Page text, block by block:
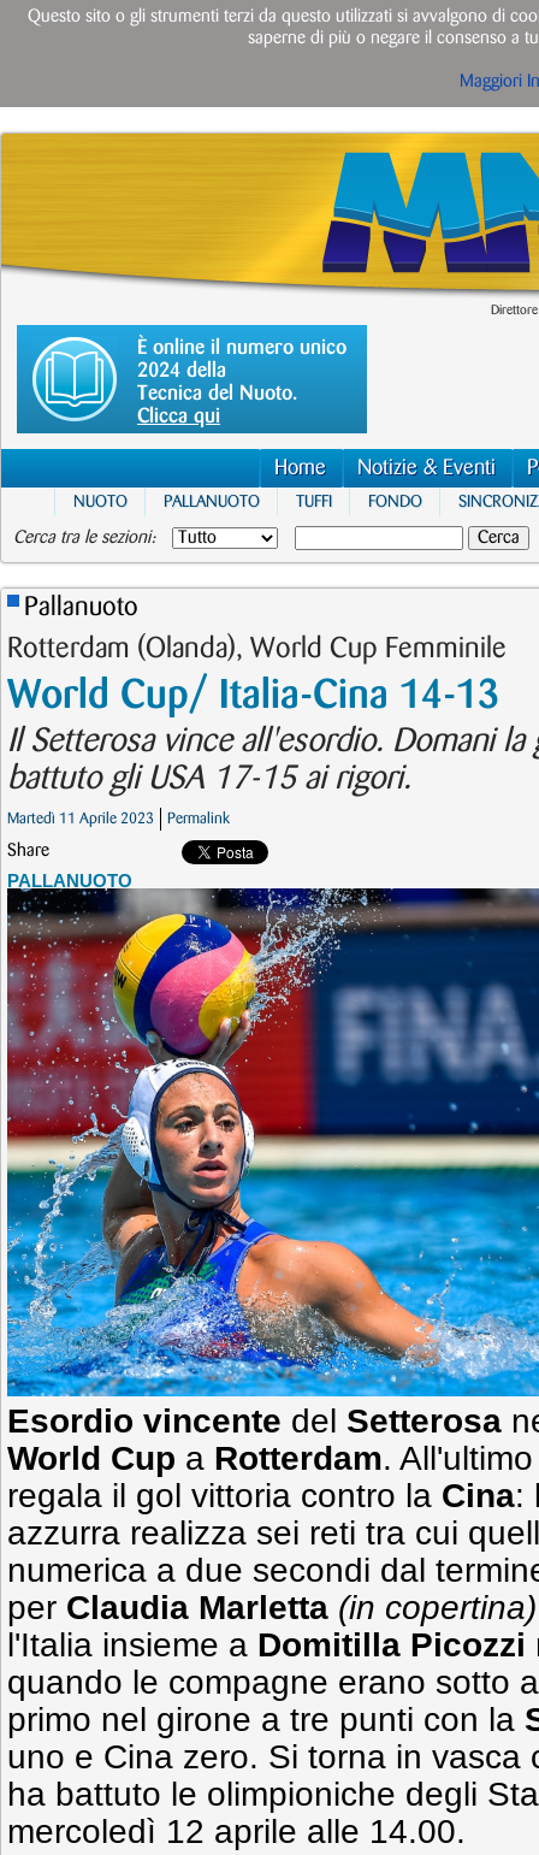
È online il numero unico
2024 della
Tecnica del Nuoto.
Clicca qui
Home Notizie & Eventi
NUOTO PALLANUOTO TUFFI FONDO
Cerca tra le sezioni:
Pallanuoto
Rotterdam (Olanda), World Cup Femminile
World Cup/ Italia-Cina 14-13
Il Setterosa vince all'esordio. Domani la
battuto gli USA 17-15 ai rigori.
Martedì 11 Aprile 2023 Permalink
Share
PALLANUOTO
Esordio vincente del Setterosa
World Cup a Rotterdam.
regala il gol vittoria contro la Cina:
azzurra realizza sei reti tra cui
numerica a due secondi dal
per Claudia Marletta (in copertina)
l'Italia insieme a Domitilla Picozzi
quando le compagne erano sotto
primo nel girone a tre punti con la
uno e Cina zero. Si torna in vasca
ha battuto le olimpioniche degli
mercoledì 12 aprile alle 14.00.
Questo sito o gli strumenti terzi da questo utilizzati si avvalgono di
saperne di più o negare il consenso a
Maggiori